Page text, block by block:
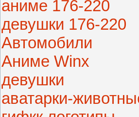
аниме 176-220
девушки 176-220
Автомобили
Аниме Winx
девушки
аватарки-